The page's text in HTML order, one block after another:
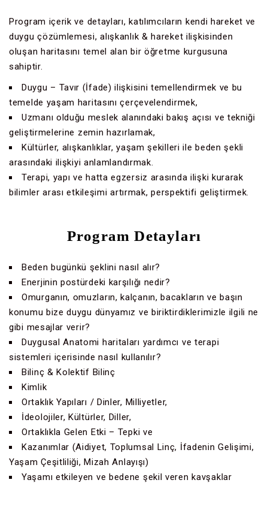
Program içerik ve detayları, katılımcıların kendi hareket ve
duygu çözümlemesi, alışkanlık & hareket ilişkisinden
oluşan haritasını temel alan bir öğretme kurgusuna
sahiptir.
Duygu – Tavır (İfade) ilişkisini temellendirmek ve bu
temelde yaşam haritasını çerçevelendirmek,
Uzmanı olduğu meslek alanındaki bakış açısı ve tekniği
geliştirmelerine zemin hazırlamak,
Kültürler, alışkanlıklar, yaşam şekilleri ile beden şekli
arasındaki ilişkiyi anlamlandırmak.
Terapi, yapı ve hatta egzersiz arasında ilişki kurarak
bilimler arası etkileşimi artırmak, perspektifi geliştirmek.
Program Detayları
Beden bugünkü şeklini nasıl alır?
Enerjinin postürdeki karşılığı nedir?
Omurganın, omuzların, kalçanın, bacakların ve başın
konumu bize duygu dünyamız ve biriktirdiklerimizle ilgili ne
gibi mesajlar verir?
Duygusal Anatomi haritaları yardımcı ve terapi
sistemleri içerisinde nasıl kullanılır?
Bilinç & Kolektif Bilinç
Kimlik
Ortaklık Yapıları / Dinler, Milliyetler,
İdeolojiler, Kültürler, Diller,
Ortaklıkla Gelen Etki – Tepki ve
Kazanımlar (Aidiyet, Toplumsal Linç, İfadenin Gelişimi,
Yaşam Çeşitliliği, Mizah Anlayışı)
Yaşamı etkileyen ve bedene şekil veren kavşaklar